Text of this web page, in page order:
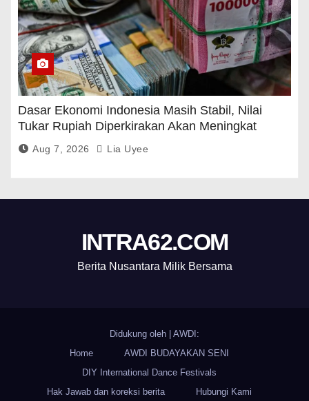
Dasar Ekonomi Indonesia Masih Stabil, Nilai
Tukar Rupiah Diperkirakan Akan Meningkat
Aug 7, 2026 Lia Uyee
INTRA62.COM
Berita Nusantara Milik Bersama
Didukung oleh
AWDI:
Home
AWDI BUDAYAKAN SENI
DIY International Dance Festivals
Hak Jawab dan koreksi berita
Hubungi Kami